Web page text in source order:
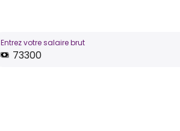
Entrez votre salaire brut